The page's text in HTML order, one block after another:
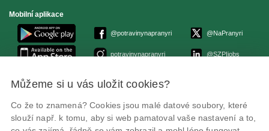
Mobilní aplikace
@potravinynapranyri
potravinynapranyri
@NaPranyri
@SZPIjobs
© Státní zemědělská a potravinářská inspekce 2026.
ID datové schránky: avraiqg
IČO: 75014149, DIČ: CZ75014149
Můžeme si u vás uložit cookies?
Co že to znamená? Cookies jsou malé datové soubory, které
slouží např. k tomu, aby si web pamatoval vaše nastavení a to,